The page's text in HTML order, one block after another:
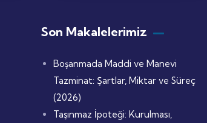
Son Makalelerimiz
Boşanmada Maddi ve Manevi
Tazminat: Şartlar, Miktar ve Süreç
(2026)
Taşınmaz İpoteği: Kurulması,